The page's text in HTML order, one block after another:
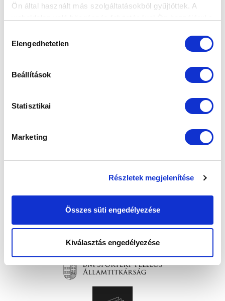
Ön által használt más szolgáltatásokból gyűjtöttek. A
kiválasztása
Elengedhetetlen
Beállítások
Statisztikai
Marketing
Részletek megjelenítése
Összes süti engedélyezése
Kiválasztás engedélyezése
SZPONZOROK